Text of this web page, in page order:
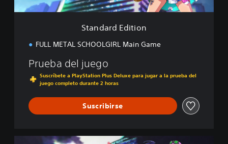
t
Standard Edition
FULL METAL SCHOOLGIRL Main Game
Prueba del juego
Suscríbete a PlayStation Plus Deluxe para jugar a la prueba del
juego completo durante 2 horas
Suscribirse